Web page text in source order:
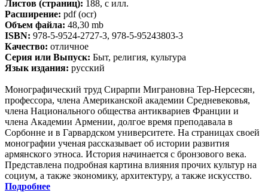
Листов (страниц): 188, с илл.
Расширение: pdf (ocr)
Объем файла: 48,30 mb
ISBN: 978-5-9524-2727-3, 978-5-95243803-3
Качество: отличное
Серия или Выпуск: Быт, религия, культура
Язык издания: русский
Монографический труд Сирарпи Миграновна Тер-Нерсесян,
профессора, члена Американской академии Средневековья,
члена Национального общества антиквариев Франции и
члена Академии Армении, долгое время преподавала в
Сорбонне и в Гарвардском университете. На страницах своей
монографии ученая рассказывает об истории развития
армянского этноса. История начинается с бронзового века.
Представлена подробная картина влияния прочих культур на
социум, а также экономику, архитектуру, а также искусство.
Подробнее